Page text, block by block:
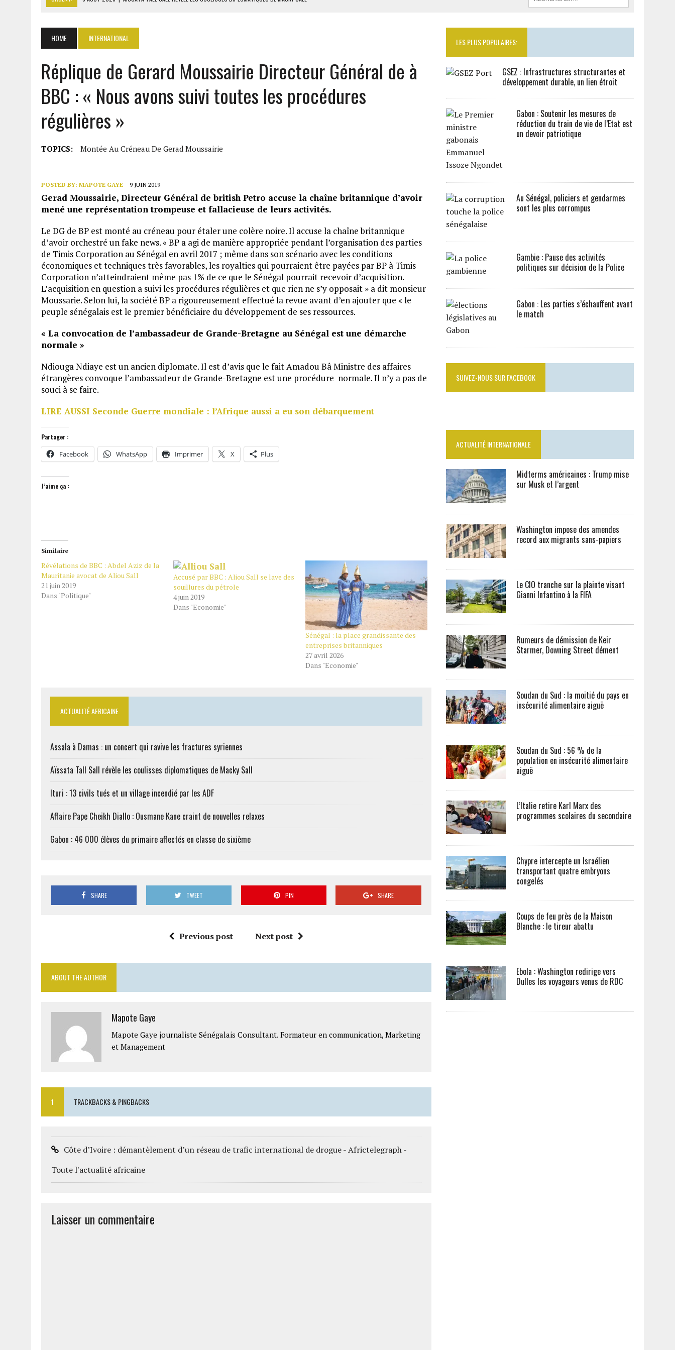
9 AOÛT 2026
GABON : 46 000 ÉLÈVES DU PRIMAIRE AFFECTÉS EN CLASSE DE SIXIÈME
HOME INTERNATIONAL
Réplique de Gerard Moussairie Directeur Général de à
BBC : « Nous avons suivi toutes les procédures
régulières »
TOPICS: Montée Au Créneau De Gerad Moussairie
POSTED BY: MAPOTE GAYE 9 JUIN 2019
Gerad Moussairie, Directeur Général de british Petro accuse la chaîne britannique d’avoir
mené une représentation trompeuse et fallacieuse de leurs activités.
Le DG de BP est monté au créneau pour étaler une colère noire. Il accuse la chaîne britannique
d’avoir orchestré un fake news. « BP a agi de manière appropriée pendant l’organisation des parties
de Timis Corporation au Sénégal en avril 2017 ; même dans son scénario avec les conditions
économiques et techniques très favorables, les royalties qui pourraient être payées par BP à Timis
Corporation n’atteindraient même pas 1% de ce que le Sénégal pourrait recevoir d’acquisition.
L’acquisition en question a suivi les procédures régulières et que rien ne s’y opposait » a dit monsieur
Moussarie. Selon lui, la société BP a rigoureusement effectué la revue avant d’en ajouter que « le
peuple sénégalais est le premier bénéficiaire du développement de ses ressources.
« La convocation de l’ambassadeur de Grande-Bretagne au Sénégal est une démarche
normale »
Ndiouga Ndiaye est un ancien diplomate. Il est d’avis que le fait Amadou Bâ Ministre des affaires
étrangères convoque l’ambassadeur de Grande-Bretagne est une procédure normale. Il n’y a pas de
souci à se faire.
LIRE AUSSI Seconde Guerre mondiale : l’Afrique aussi a eu son débarquement
Partager :
Facebook WhatsApp Imprimer X Plus
J’aime ça :
Similaire
Révélations de BBC : Abdel Aziz de la
Mauritanie avocat de Aliou Sall
21 juin 2019
Dans "Politique"
Accusé par BBC : Aliou Sall se lave des
souillures du pétrole
4 juin 2019
Dans "Economie"
Sénégal : la place grandissante des
entreprises britanniques
27 avril 2026
Dans "Economie"
ACTUALITÉ AFRICAINE
Assala à Damas : un concert qui ravive les fractures syriennes
Aïssata Tall Sall révèle les coulisses diplomatiques de Macky Sall
Ituri : 13 civils tués et un village incendié par les ADF
Affaire Pape Cheikh Diallo : Ousmane Kane craint de nouvelles relaxes
Gabon : 46 000 élèves du primaire affectés en classe de sixième
SHARE TWEET PIN SHARE
Previous post Next post
ABOUT THE AUTHOR
Mapote Gaye
Mapote Gaye journaliste Sénégalais Consultant. Formateur en communication, Marketing
et Management
1 TRACKBACKS & PINGBACKS
Côte d’Ivoire : démantèlement d’un réseau de trafic international de drogue - Africtelegraph -
Toute l'actualité africaine
Laisser un commentaire
LES PLUS POPULAIRES:
GSEZ : Infrastructures structurantes et
développement durable, un lien étroit
Gabon : Soutenir les mesures de
réduction du train de vie de l’Etat est
un devoir patriotique
Au Sénégal, policiers et gendarmes
sont les plus corrompus
Gambie : Pause des activités
politiques sur décision de la Police
Gabon : Les parties s’échauffent avant
le match
SUIVEZ-NOUS SUR FACEBOOK
ACTUALITÉ INTERNATIONALE
Midterms américaines : Trump mise
sur Musk et l’argent
Washington impose des amendes
record aux migrants sans-papiers
Le CIO tranche sur la plainte visant
Gianni Infantino à la FIFA
Rumeurs de démission de Keir
Starmer, Downing Street dément
Soudan du Sud : la moitié du pays en
insécurité alimentaire aiguë
Soudan du Sud : 56 % de la
population en insécurité alimentaire
aiguë
L’Italie retire Karl Marx des
programmes scolaires du secondaire
Chypre intercepte un Israélien
transportant quatre embryons
congelés
Coups de feu près de la Maison
Blanche : le tireur abattu
Ebola : Washington redirige vers
Dulles les voyageurs venus de RDC